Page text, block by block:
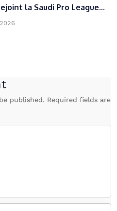
la Saudi Pro League...
published. Required fields are